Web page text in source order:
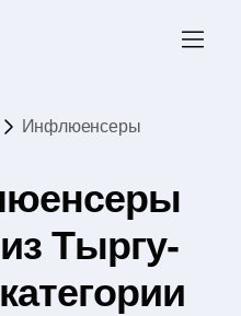
Инфлюенсеры
Тыргу-